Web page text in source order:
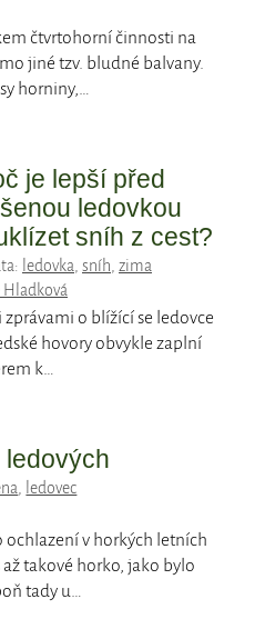
čtvrtohorní činnosti na
jiné tzv. bludné balvany.
horniny,…
je lepší před
ledovkou
sníh z cest?
ledovka, sníh, zima
Hladková
zprávami o blížící se ledovce
hovory obvykle zaplní
k…
, ledovec
ochlazení v horkých letních
takové horko, jako bylo
tady u…